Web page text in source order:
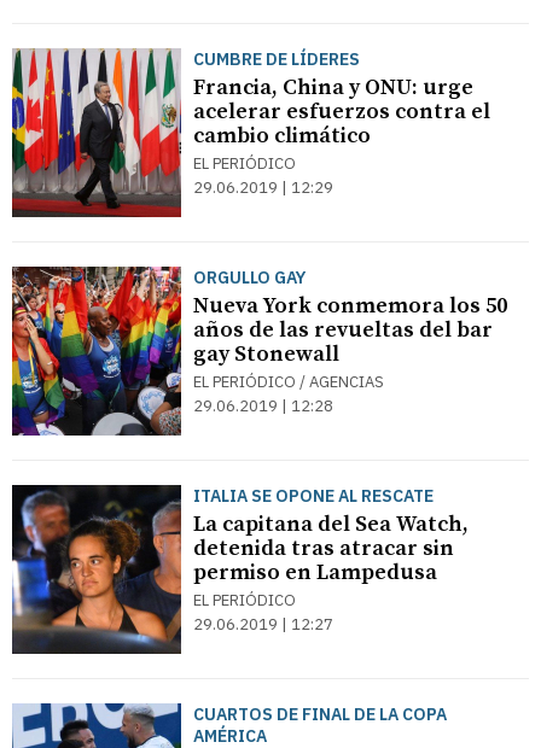
CUMBRE DE LÍDERES
Francia, China y ONU: urge
acelerar esfuerzos contra el
cambio climático
EL PERIÓDICO
29.06.2019 | 12:29
ORGULLO GAY
Nueva York conmemora los 50
años de las revueltas del bar
gay Stonewall
EL PERIÓDICO / AGENCIAS
29.06.2019 | 12:28
ITALIA SE OPONE AL RESCATE
La capitana del Sea Watch,
detenida tras atracar sin
permiso en Lampedusa
EL PERIÓDICO
29.06.2019 | 12:27
CUARTOS DE FINAL DE LA COPA
AMÉRICA